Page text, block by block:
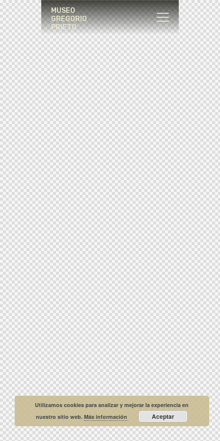
MUSEO
GREGORIO
PRIETO
Utilizamos cookies para analizar y mejorar la experiencia en
nuestro sitio web.Más información Aceptar